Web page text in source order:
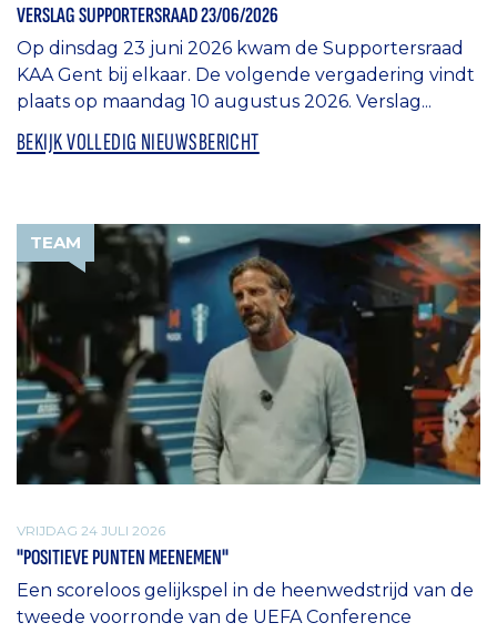
VERSLAG SUPPORTERSRAAD 23/06/2026
Op dinsdag 23 juni 2026 kwam de Supportersraad
KAA Gent bij elkaar. De volgende vergadering vindt
plaats op maandag 10 augustus 2026. Verslag...
BEKIJK VOLLEDIG NIEUWSBERICHT
TEAM
VRIJDAG 24 JULI 2026
"POSITIEVE PUNTEN MEENEMEN"
Een scoreloos gelijkspel in de heenwedstrijd van de
tweede voorronde van de UEFA Conference